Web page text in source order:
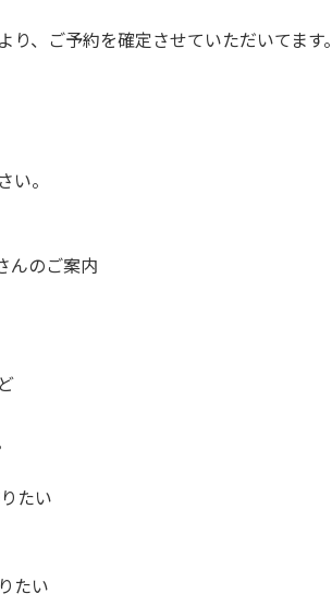
、ご予約を確定させていただいてます。
い。
んのご案内
たい
たい